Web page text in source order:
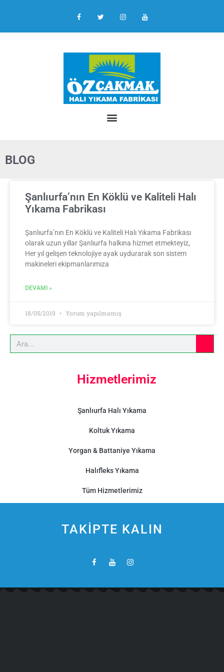
BLOG
Şanlıurfa’nın En Köklü ve Kaliteli Halı
Yıkama Fabrikası
Şanlıurfa’nın En Köklü ve Kaliteli Halı Yıkama Fabrikası
olarak uzun yıllar Şanlıurfa halkına hizmet etmekteyiz,
Her yıl gelişen teknolojiye ayak uydurarak son sistem
makineleri ekipmanlarımıza
DEVAMI »
18/05/2019 Yorum yapılmamış
Hizmetlerimiz
Şanlıurfa Halı Yıkama
Koltuk Yıkama
Yorgan & Battaniye Yıkama
Halıfleks Yıkama
Tüm Hizmetlerimiz
TAKİPTE KALIN